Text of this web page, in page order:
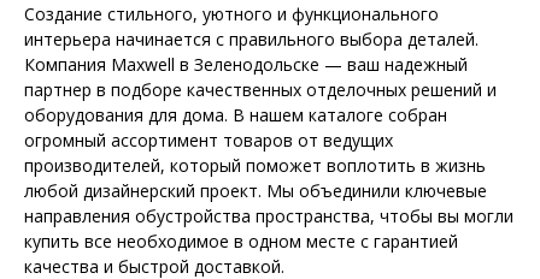
Создание стильного, уютного и функционального
интерьера начинается с правильного выбора деталей.
Компания Maxwell в Зеленодольске — ваш надежный
партнер в подборе качественных отделочных решений и
оборудования для дома. В нашем каталоге собран
огромный ассортимент товаров от ведущих
производителей, который поможет воплотить в жизнь
любой дизайнерский проект. Мы объединили ключевые
направления обустройства пространства, чтобы вы могли
купить все необходимое в одном месте с гарантией
качества и быстрой доставкой.